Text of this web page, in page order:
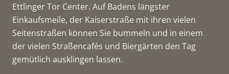
Ettlinger Tor Center. Auf Badens längster
Einkaufsmeile, der Kaiserstraße mit ihren vielen
Seitenstraßen können Sie bummeln und in einem
der vielen Straßencafés und Biergärten den Tag
gemütlich ausklingen lassen.